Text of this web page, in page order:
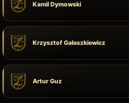
Kamil Dymowski
Krzysztof Gałaszkiewicz
Artur Guz